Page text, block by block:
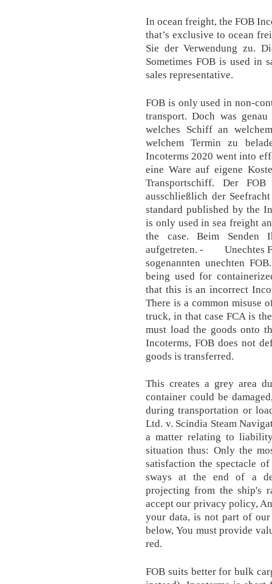
In ocean freight, the FOB
that’s exclusive to ocean
Sie der Verwendung zu.
Sometimes FOB is used in
sales representative.
FOB is only used in non-
transport. Doch was
welches Schiff an
welchem Termin zu
Incoterms 2020 went into
eine Ware auf eigene
Transportschiff. Der
ausschließlich der
standard published by the
is only used in sea freight
the case. Beim Senden
aufgetreten. - Unechtes
sogenannten unechten
being used for
that this is an incorrect
There is a common misuse
truck, in that case FCA is
must load the goods onto
Incoterms, FOB does not
goods is transferred.
This creates a grey area
container could be
during transportation or
Ltd. v. Scindia Steam
a matter relating to
situation thus: Only the
satisfaction the spectacle
sways at the end of a
projecting from the ship's
accept our privacy policy,
your data, is not part of
below, You must provide
red.
FOB suits better for bulk